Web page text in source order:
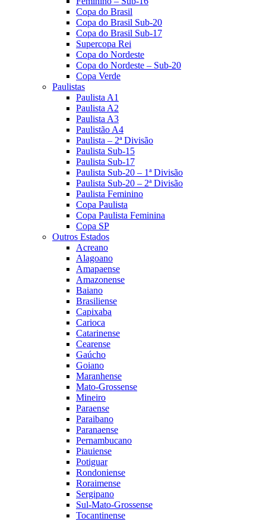
Copa do Brasil
Copa do Brasil Sub-20
Copa do Brasil Sub-17
Supercopa Rei
Copa do Nordeste
Copa do Nordeste – Sub-20
Copa Verde
Paulistas
Paulista A1
Paulista A2
Paulista A3
Paulistão A4
Paulista – 2ª Divisão
Paulista Sub-15
Paulista Sub-17
Paulista Sub-20 – 1ª Divisão
Paulista Sub-20 – 2ª Divisão
Paulista Feminino
Copa Paulista
Copa Paulista Feminina
Copa SP
Outros Estados
Acreano
Alagoano
Amapaense
Amazonense
Baiano
Brasiliense
Capixaba
Carioca
Catarinense
Cearense
Gaúcho
Goiano
Maranhense
Mato-Grossense
Mineiro
Paraense
Paraibano
Paranaense
Pernambucano
Piauiense
Potiguar
Rondoniense
Roraimense
Sergipano
Sul-Mato-Grossense
Tocantinense